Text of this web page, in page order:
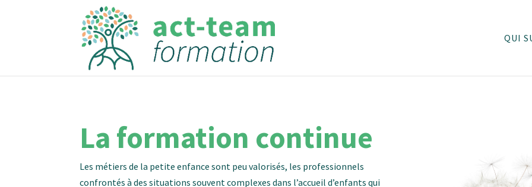
QUI
La formation continue
Les métiers de la petite enfance sont peu valorisés, les professionnels
confrontés à des situations souvent complexes dans l’accueil d’enfants qui